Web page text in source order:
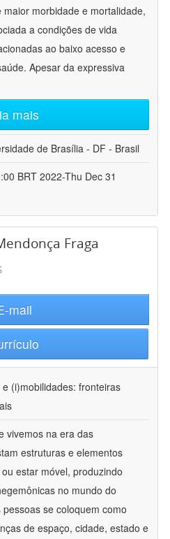
morbidade e mortalidade,
a condições de vida
ao baixo acesso e
Apesar da expressiva
mais
de Brasília - DF - Brasil
BRT 2022-Thu Dec 31
Fraga
mail
(i)mobilidades: fronteiras
vivemos na era das
estruturas e elementos
estar móvel, produzindo
no mundo do
se coloquem como
de espaço, cidade, estado e